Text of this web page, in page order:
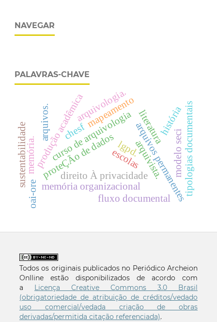
NAVEGAR
PALAVRAS-CHAVE
curso de arquivologiaarquivos permanentes
proteÇÃo de dados
direito À privacidade
lgpd.
memória organizacional
produção acadêmicamapeamentoliteratura
arquivista.
arquivologia.
memória. escolas
sustentabilidade modelo seci
fluxo documental
tipologias documentais
arquivos. chesf história
oai-ore
Todos os originais publicados no Periódico Archeion
Onlline estão disponibilizados de acordo com
a Licença Creative Commons 3.0 Brasil
(obrigatoriedade de atribuição de créditos/vedado
uso comercial/vedada criação de obras
derivadas/permitida citação referenciada).